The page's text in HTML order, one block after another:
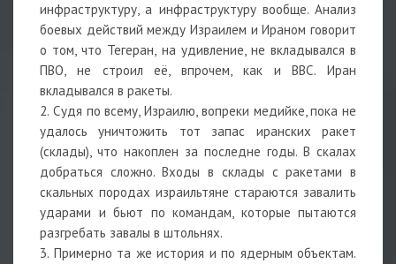
инфраструктуру, а инфраструктуру вообще. Анализ
боевых действий между Израилем и Ираном говорит
о том, что Тегеран, на удивление, не вкладывался в
ПВО, не строил её, впрочем, как и ВВС. Иран
вкладывался в ракеты.
2. Судя по всему, Израилю, вопреки медийке, пока не
удалось уничтожить тот запас иранских ракет
(склады), что накоплен за последне годы. В скалах
добраться сложно. Входы в склады с ракетами в
скальных породах израильтяне стараются завалить
ударами и бьют по командам, которые пытаются
разгребать завалы в штольнях.
3. Примерно та же история и по ядерным объектам.